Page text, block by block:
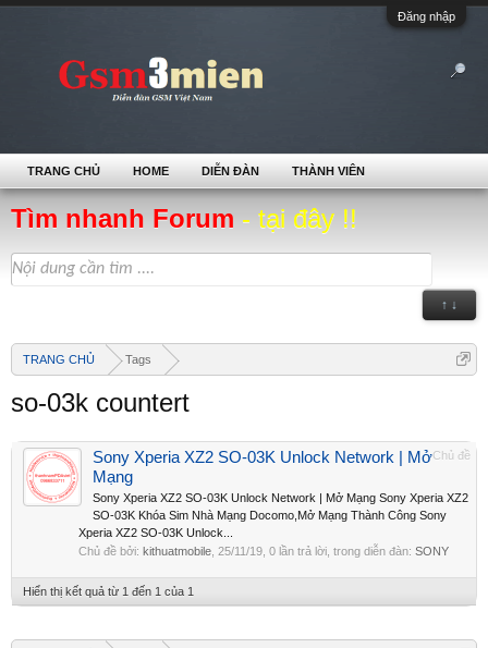
Đăng nhập
Tìm nhanh Forum - tại đây !!
↑ ↓
TRANG CHỦ Tags
so-03k countert
Chủ đề
Sony Xperia XZ2 SO-03K Unlock Network | Mở
Mạng
Sony Xperia XZ2 SO-03K Unlock Network | Mở Mạng Sony Xperia XZ2
SO-03K Khóa Sim Nhà Mạng Docomo,Mở Mạng Thành Công Sony
Xperia XZ2 SO-03K Unlock...
Chủ đề bởi: kithuatmobile 25/11/19 , 0 lần trả lời, trong diễn đàn: SONY
Hiển thị kết quả từ 1 đến 1 của 1
TRANG CHỦ HOME DIỄN ĐÀN THÀNH VIÊN